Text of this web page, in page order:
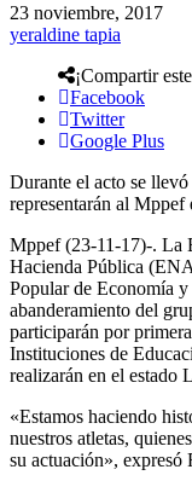
23 noviembre, 2017
yeraldine tapia
¡Compartir
Facebook
Twitter
Google Plus
Durante el acto se
representarán al
Mppef (23-11-17)-. La
Hacienda Pública
Popular de Economía
abanderamiento del
participarán por
Instituciones de
realizarán en el estado
«Estamos haciendo
nuestros atletas,
su actuación»,